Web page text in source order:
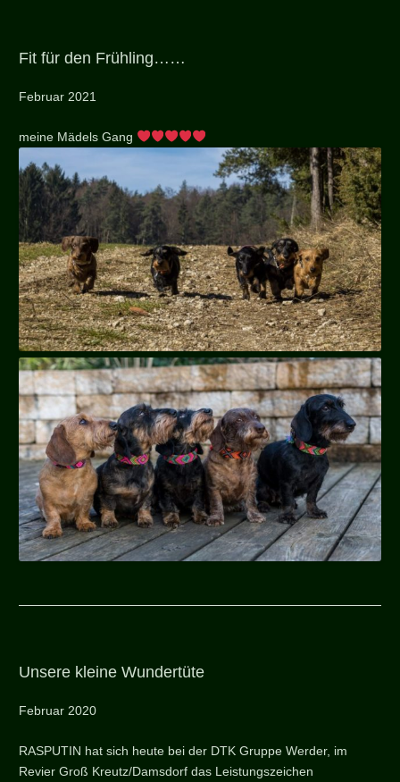
Fit für den Frühling……
Februar 2021
meine Mädels Gang
Unsere kleine Wundertüte
Februar 2020
RASPUTIN hat sich heute bei der DTK Gruppe Werder, im
Revier Groß Kreutz/Damsdorf das Leistungszeichen